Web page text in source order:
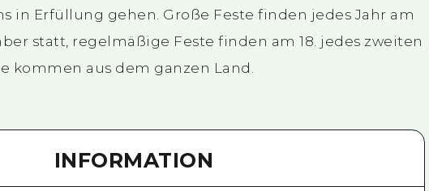
in Erfüllung gehen. Große Feste finden jedes Jahr am
statt, regelmäßige Feste finden am 18. jedes zweiten
kommen aus dem ganzen Land.
INFORMATION